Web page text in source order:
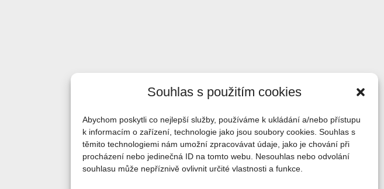
Souhlas s použitím cookies
Abychom poskytli co nejlepší služby, používáme k ukládání a/nebo přístupu
k informacím o zařízení, technologie jako jsou soubory cookies. Souhlas s
těmito technologiemi nám umožní zpracovávat údaje, jako je chování při
procházení nebo jedinečná ID na tomto webu. Nesouhlas nebo odvolání
souhlasu může nepříznivě ovlivnit určité vlastnosti a funkce.